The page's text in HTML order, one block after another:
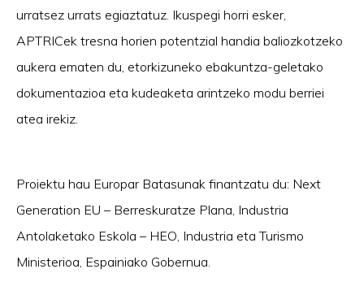
urratsez urrats egiaztatuz. Ikuspegi horri esker,
APTRICek tresna horien potentzial handia baliozkotzeko
aukera ematen du, etorkizuneko ebakuntza-geletako
dokumentazioa eta kudeaketa arintzeko modu berriei
atea irekiz.
Proiektu hau Europar Batasunak finantzatu du: Next
Generation EU – Berreskuratze Plana, Industria
Antolaketako Eskola – HEO, Industria eta Turismo
Ministerioa, Espainiako Gobernua.